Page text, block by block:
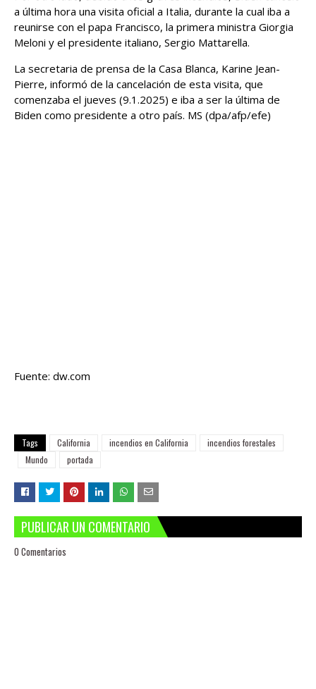
a última hora una visita oficial a Italia, durante la cual iba a
reunirse con el papa Francisco, la primera ministra Giorgia
Meloni y el presidente italiano, Sergio Mattarella.
La secretaria de prensa de la Casa Blanca, Karine Jean-
Pierre, informó de la cancelación de esta visita, que
comenzaba el jueves (9.1.2025) e iba a ser la última de
Biden como presidente a otro país. MS (dpa/afp/efe)
Fuente: dw.com
Tags California incendios en California
incendios forestales
Mundo
portada
PUBLICAR UN COMENTARIO
0 Comentarios